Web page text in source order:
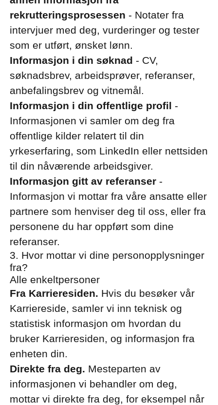
rekrutteringsprosessen - Notater fra
intervjuer med deg, vurderinger og tester
som er utført, ønsket lønn.
Informasjon i din søknad - CV,
søknadsbrev, arbeidsprøver, referanser,
anbefalingsbrev og vitnemål.
Informasjon i din offentlige profil -
Informasjonen vi samler om deg fra
offentlige kilder relatert til din
yrkeserfaring, som LinkedIn eller nettsiden
til din nåværende arbeidsgiver.
Informasjon gitt av referanser -
Informasjon vi mottar fra våre ansatte eller
partnere som henviser deg til oss, eller fra
personene du har oppført som dine
referanser.
3. Hvor mottar vi dine personopplysninger
fra?
Alle enkeltpersoner
Fra Karrieresiden. Hvis du besøker vår
Karriereside, samler vi inn teknisk og
statistisk informasjon om hvordan du
bruker Karrieresiden, og informasjon fra
enheten din.
Direkte fra deg. Mesteparten av
informasjonen vi behandler om deg,
mottar vi direkte fra deg, for eksempel når